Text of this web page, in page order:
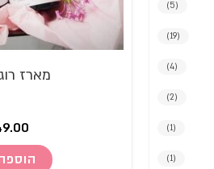
(5)
(19)
(4)
(2)
(1)
(1)
מארז